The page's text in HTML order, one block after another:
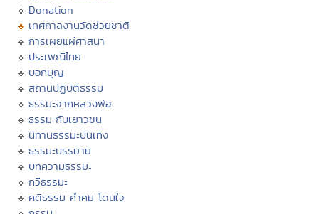
Donation
เทศกาลงานวัดช่วยชาติ
การเผยแผ่ศาสนา
ประเพณีไทย
บอกบุญ
สถานปฏิบัติธรรม
ธรรมะจากหลวงพ่อ
ธรรมะกับเยาวชน
นิทานธรรมะบันเทิง
ธรรมะบรรยาย
บทความธรรมะ
กวีธรรมะ
คติธรรม คำคม โดนใจ